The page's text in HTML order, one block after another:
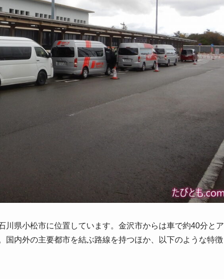
県小松市に位置しています。金沢市からは車で約40分とア
国内外の主要都市を結ぶ路線を持つほか、以下のような特徴